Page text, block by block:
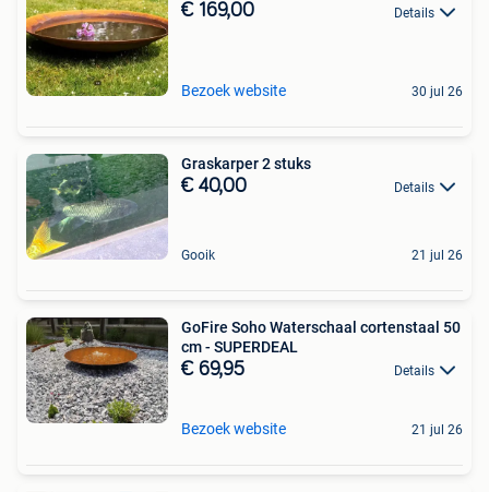
€ 169,00 Details
Bezoek website 30 jul 26
Graskarper 2 stuks
€ 40,00 Details
Gooik 21 jul 26
GoFire Soho Waterschaal cortenstaal 50
cm - SUPERDEAL
€ 69,95 Details
Bezoek website 21 jul 26